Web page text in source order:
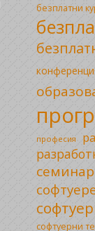
безплатни
професия
семинар
софтуерни